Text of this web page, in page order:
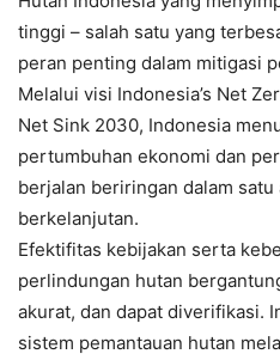
tinggi – salah satu yang
peran penting dalam mitigasi
Melalui visi Indonesia’s Net
Net Sink 2030, Indonesia
pertumbuhan ekonomi dan
berjalan beriringan dalam
berkelanjutan.
Efektifitas kebijakan serta
perlindungan hutan
akurat, dan dapat diverifikasi.
sistem pemantauan hutan